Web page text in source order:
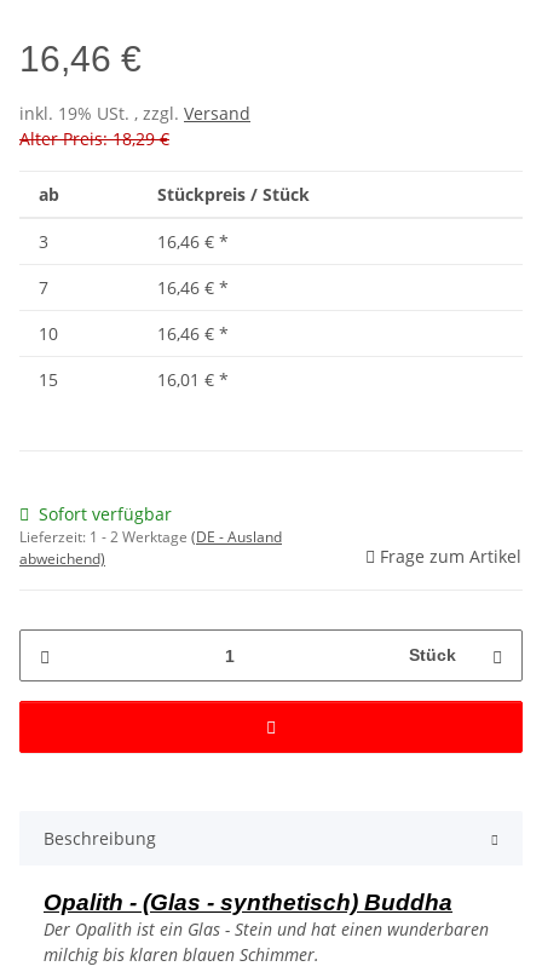
16,46 €
inkl. 19% USt. , zzgl. Versand
Alter Preis: 18,29 €
ab Stückpreis / Stück
3 16,46 € *
7
16,46 € *
10
16,46 € *
15
16,01 € *
Sofort verfügbar
Lieferzeit: 1 - 2 Werktage (DE - Ausland
abweichend)
Frage zum Artikel
Stück
Beschreibung
Opalith - (Glas - synthetisch) Buddha
Der Opalith ist ein Glas - Stein und hat einen wunderbaren
milchig bis klaren blauen Schimmer.